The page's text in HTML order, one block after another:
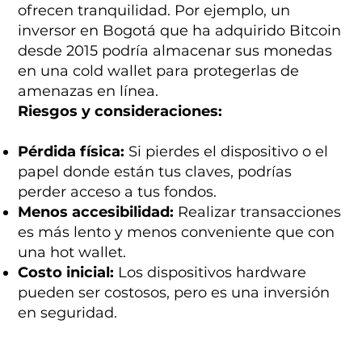
ofrecen tranquilidad. Por ejemplo, un
inversor en Bogotá que ha adquirido Bitcoin
desde 2015 podría almacenar sus monedas
en una cold wallet para protegerlas de
amenazas en línea.
Riesgos y consideraciones:
Pérdida física: Si pierdes el dispositivo o el
papel donde están tus claves, podrías
perder acceso a tus fondos.
Menos accesibilidad: Realizar transacciones
es más lento y menos conveniente que con
una hot wallet.
Costo inicial: Los dispositivos hardware
pueden ser costosos, pero es una inversión
en seguridad.